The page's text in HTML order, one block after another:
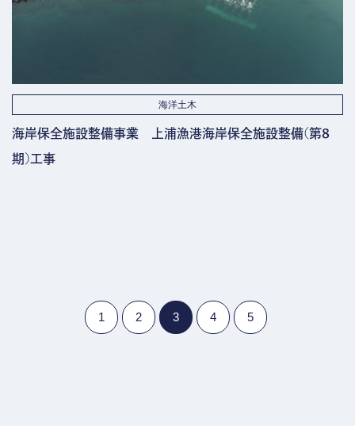
海洋土木
海岸保全施設整備事業 上浦漁港海岸保全施設整備(第8
期)工事
1 2 3 4 5